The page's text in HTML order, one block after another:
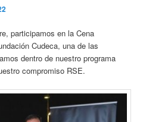
participamos en la Cena
Cudeca, una de las
dentro de nuestro programa
compromiso RSE.